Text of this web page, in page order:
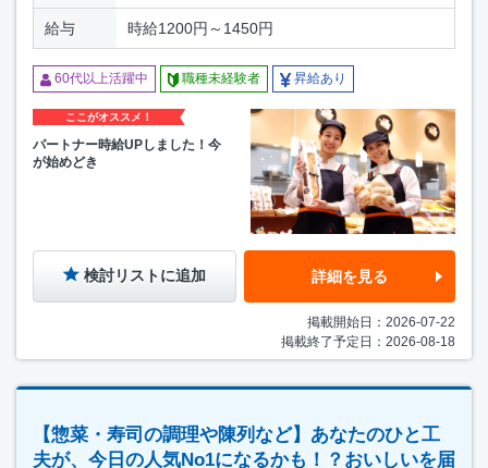
給与 時給1200円～1450円
60代以上活躍中 職種未経験者 昇給あり
ここがオススメ！
パートナー時給UPしました！今
が始めどき
検討リストに追加 詳細を見る
掲載開始日：2026-07-22
掲載終了予定日：2026-08-18
【惣菜・寿司の調理や陳列など】あなたのひと工
夫が、今日の人気No1になるかも！？おいしいを届